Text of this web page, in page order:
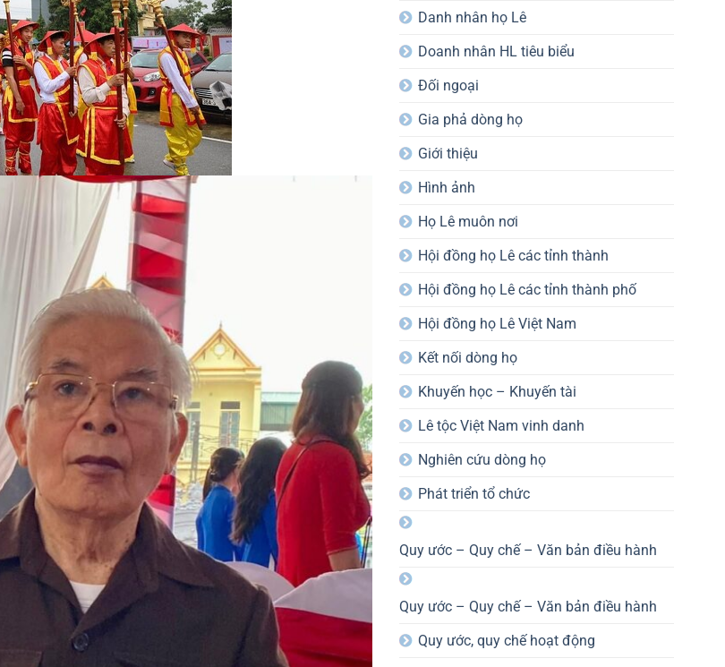
Danh nhân họ Lê
Doanh nhân HL tiêu biểu
Đối ngoại
Gia phả dòng họ
Giới thiệu
Hình ảnh
Họ Lê muôn nơi
Hội đồng họ Lê các tỉnh thành
Hội đồng họ Lê các tỉnh thành phố
Hội đồng họ Lê Việt Nam
Kết nối dòng họ
Khuyến học – Khuyến tài
Lê tộc Việt Nam vinh danh
Nghiên cứu dòng họ
Phát triển tổ chức
Quy ước – Quy chế – Văn bản điều hành
Quy ước – Quy chế – Văn bản điều hành
Quy ước, quy chế hoạt động